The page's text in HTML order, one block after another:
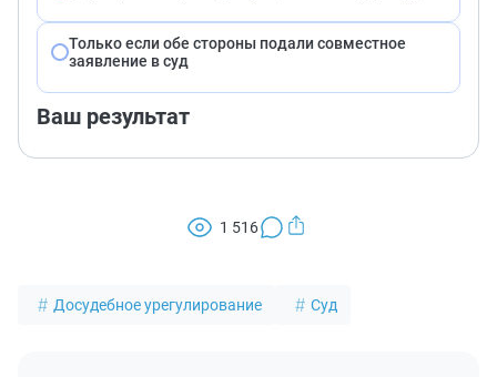
Только если обе стороны подали совместное
заявление в суд
Ваш результат
1 516
Досудебное урегулирование Суд